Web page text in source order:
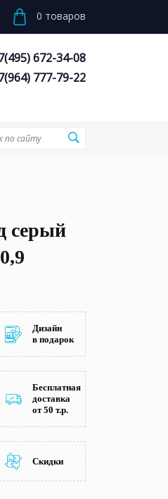
0 товаров
672-34-08
777-79-22
серый
Дизайн
в подарок
Бесплатная
доставка
от 50 т.р.
Скидки